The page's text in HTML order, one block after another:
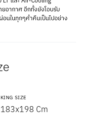
อากาศ อีกทั้งยังโอบรับ
อนในทุกๆค่ำคืนเป็นไปอย่าง
KING SIZE
183x198 Cm